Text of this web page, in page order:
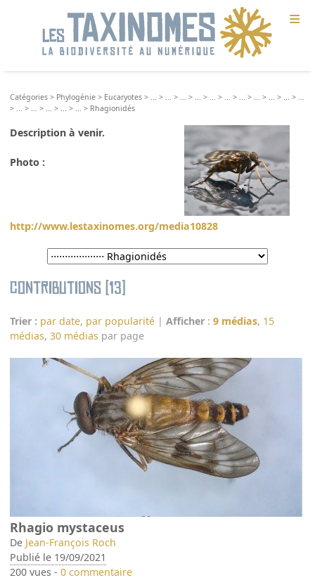
≡
Catégories > Phylogénie > Eucaryotes > > > > > > > > > > >
>
> > > > > Rhagionidés
Description à venir.
Photo :
http://www.lestaxinomes.org/media10828
Contributions (13)
Trier : par date, par popularité |Afficher :9 médias, 15
médias,30 médias par page
Rhagio mystaceus
De Jean-François Roch
Publié le 19/09/2021
200 vues -0 commentaire